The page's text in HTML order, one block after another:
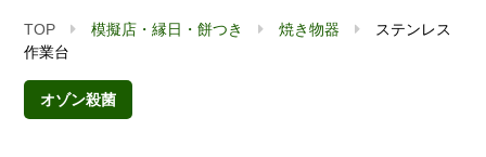
TOP 模擬店・縁日・餅つき 焼き物器
ステンレス
作業台
オゾン殺菌